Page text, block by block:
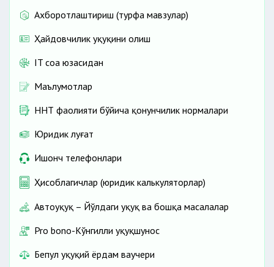
Ахборотлаштириш (турфа мавзулар)
Ҳайдовчилик ҳуқуқини олиш
IT соҳа юзасидан
Маълумотлар
ННТ фаолияти бўйича қонунчилик нормалари
Юридик луғат
Ишонч телефонлари
Ҳисоблагичлар (юридик калькуляторлар)
Автоҳуқуқ – Йўлдаги ҳуқуқ ва бошқа масалалар
Pro bono-Кўнгилли ҳуқуқшунос
Бепул ҳуқуқий ёрдам ваучери